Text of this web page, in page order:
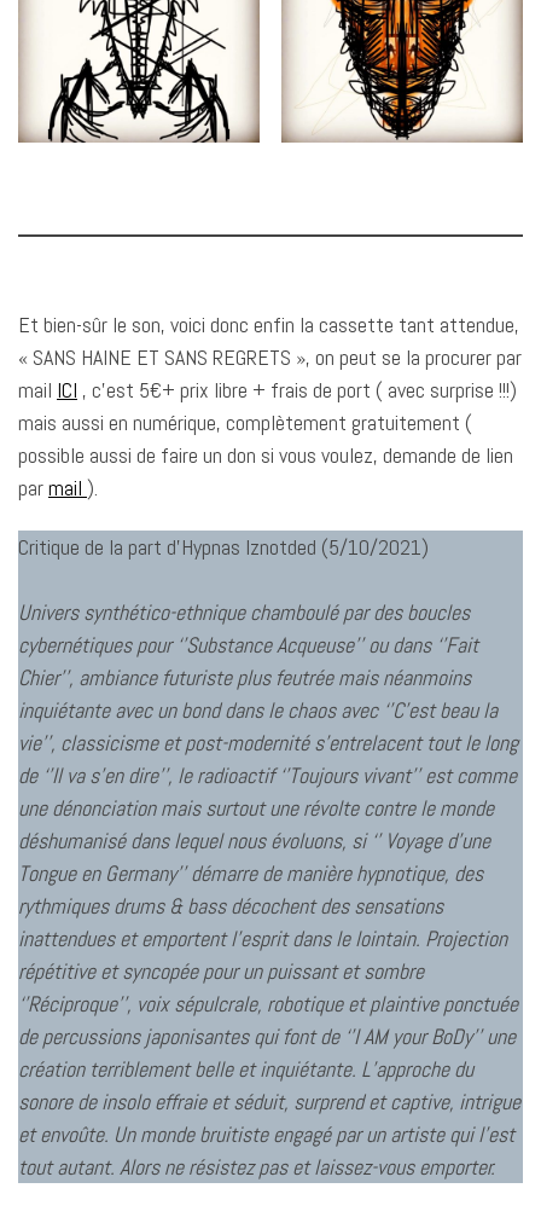
Et bien-sûr le son, voici donc enfin la cassette tant attendue,
« SANS HAINE ET SANS REGRETS », on peut se la procurer par
mail ICI , c’est 5€+ prix libre + frais de port ( avec surprise !!!)
mais aussi en numérique, complètement gratuitement (
possible aussi de faire un don si vous voulez, demande de lien
parmail ).
Critique de la part d’Hypnas Iznotded (5/10/2021)
Univers synthético-ethnique chamboulé par des boucles
cybernétiques pour ‘’Substance Acqueuse’’ ou dans ‘’Fait
Chier’’, ambiance futuriste plus feutrée mais néanmoins
inquiétante avec un bond dans le chaos avec ‘’C’est beau la
vie’’, classicisme et post-modernité s’entrelacent tout le long
de ‘’Il va s’en dire’’, le radioactif ‘’Toujours vivant’’ est comme
une dénonciation mais surtout une révolte contre le monde
déshumanisé dans lequel nous évoluons, si ‘’ Voyage d’une
Tongue en Germany’’ démarre de manière hypnotique, des
rythmiques drums & bass décochent des sensations
inattendues et emportent l’esprit dans le lointain. Projection
répétitive et syncopée pour un puissant et sombre
‘’Réciproque’’, voix sépulcrale, robotique et plaintive ponctuée
de percussions japonisantes qui font de ‘’I AM your BoDy’’ une
création terriblement belle et inquiétante. L’approche du
sonore de insolo effraie et séduit, surprend et captive, intrigue
et envoûte. Un monde bruitiste engagé par un artiste qui l’est
tout autant. Alors ne résistez pas et laissez-vous emporter.